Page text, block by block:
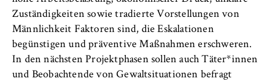
Zuständigkeiten sowie tradierte Vorstellungen von
Männlichkeit Faktoren sind, die Eskalationen
begünstigen und präventive Maßnahmen erschweren.
In den nächsten Projektphasen sollen auch Täter*innen
und Beobachtende von Gewaltsituationen befragt